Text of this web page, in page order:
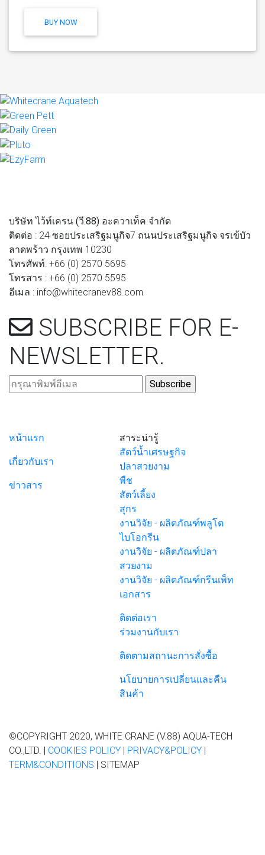
BUY NOW
บริษัท ไว้ท์เครน (วี.88) อะควาเท็ค จำกัด
ติดต่อ : 24 ซอยประเสริฐมนูกิจ7 ถนนประเสริฐมนูกิจ จรเข้บัว
ลาดพร้าว กรุงเทพ 10230
โทรศัพท์: +66 (0) 2570 5695
โทรสาร : +66 (0) 2570 5595
อีเมล : info@whitecranev88.com
SUBSCRIBE FOR E-
NEWSLETTER.
หน้าแรก
เกี่ยวกับเรา
ข่าวสาร
สาระน่ารู้
สัตว์น้ำเศรษฐกิจ
ปลาสวยงาม
พืช
สัตว์เลี้ยง
สุกร
งานวิจัย - ผลิตภัณฑ์พลูโต
ไบโอกรีน
งานวิจัย - ผลิตภัณฑ์ปลา
สวยงาม
งานวิจัย - ผลิตภัณฑ์กรีนเพ็ท
เอกสาร
ติดต่อเรา
ร่วมงานกับเรา
ติดตามสถานะการสั่งซื้อ
นโยบายการเปลี่ยนและคืน
สินค้า
©COPYRIGHT 2020, WHITE CRANE (V.88) AQUA-TECH
CO.,LTD. | COOKIES POLICY | PRIVACY&POLICY |
TERM&CONDITIONS | SITEMAP